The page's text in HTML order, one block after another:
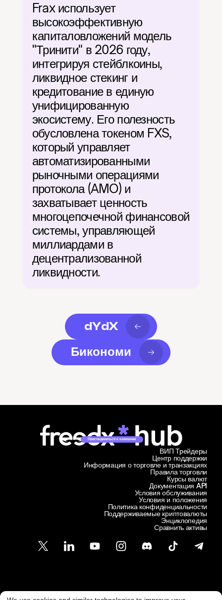
Frax использует
высокоэффективную
капиталовложений модель
"Тринити" в 2026 году,
интегрируя стейблкоины,
ликвидное стекинг и
кредитование в единую
унифицированную
экосистему. Его полезность
обусловлена токеном FXS,
который управляет
автоматизированными
рыночными операциями
протокола (AMO) и
захватывает ценность
многоцепочечной финансовой
системы, управляющей
миллиардами в
децентрализованной
ликвидности.
dYdX
Бикономи
Присоединиться к кампании
Центр поддержки
Информация о торговле и транзакциях
ВИП Трейдеры
Правила торговли
Курсы валют
Документация API
Условия обслуживания
Условия и положения
Политика конфиденциальности
Поддерживаемые криптовалюты
Энциклопедия
Сравнить активы